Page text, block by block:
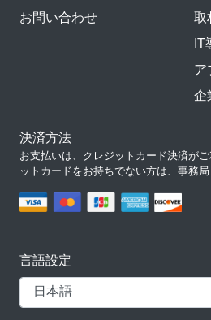
お問い合わせ
取
IT
ア
企
決済方法
お支払いは、クレジットカード決済が
ットカードをお持ちでない方は、事務局
言語設定